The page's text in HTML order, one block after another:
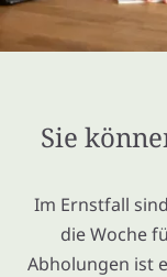
Sie
Im Ernstfall
die Woche
Abholungen ist